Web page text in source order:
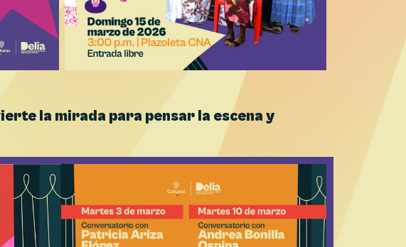
la mirada para pensar la escena y